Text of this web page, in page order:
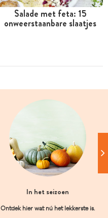
Salade met feta: 15
onweerstaanbare slaatjes
In het seizoen
Ontdek hier wat nú het lekkerste is.